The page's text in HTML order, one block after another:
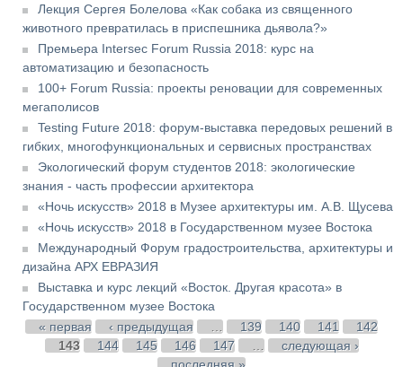
Лекция Сергея Болелова «Как собака из священного
животного превратилась в приспешника дьявола?»
Премьера Intersec Forum Russia 2018: курс на
автоматизацию и безопасность
100+ Forum Russia: проекты реновации для современных
мегаполисов
Testing Future 2018: форум-выставка передовых решений в
гибких, многофункциональных и сервисных пространствах
Экологический форум студентов 2018: экологические
знания - часть профессии архитектора
«Ночь искусств» 2018 в Музее архитектуры им. А.В. Щусева
«Ночь искусств» 2018 в Государственном музее Востока
Международный Форум градостроительства, архитектуры и
дизайна АРХ ЕВРАЗИЯ
Выставка и курс лекций «Восток. Другая красота» в
Государственном музее Востока
Страницы
« первая ‹ предыдущая 139 140 141
142
143
144 145 146 147
следующая ›
последняя »